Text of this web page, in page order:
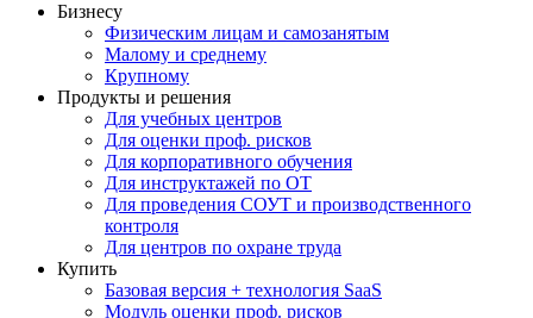
Бизнесу
Физическим лицам и самозанятым
Малому и среднему
Крупному
Продукты и решения
Для учебных центров
Для оценки проф. рисков
Для корпоративного обучения
Для инструктажей по ОТ
Для проведения СОУТ и производственного
контроля
Для центров по охране труда
Купить
Базовая версия + технология SaaS
Модуль оценки проф. рисков